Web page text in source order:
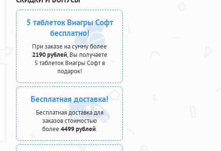
5 таблеток Виагры Софт
бесплатно!
При заказе на сумму более
2190 рублей, Вы получаете
5 таблеток Виагры Софт в
подарок!
Бесплатная доставка!
Бесплатная доставка для
заказов стоимостью
более 4499 рублей.